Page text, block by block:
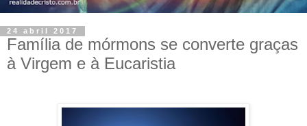
24 abril 2017
Família de mórmons se converte graças
à Virgem e à Eucaristia